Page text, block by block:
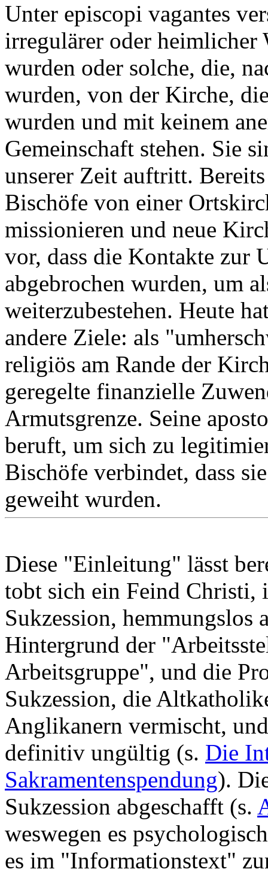
Unter episcopi vagantes
irregulärer oder heimlicher
wurden oder solche, die,
wurden, von der Kirche,
wurden und mit keinem
Gemeinschaft stehen. Sie
unserer Zeit auftritt.
Bischöfe von einer
missionieren und neue
vor, dass die Kontakte zur
abgebrochen wurden, um
weiterzubestehen. Heute
andere Ziele: als
religiös am Rande der
geregelte finanzielle
Armutsgrenze. Seine
beruft, um sich zu
Bischöfe verbindet, dass
geweiht wurden.
Diese "Einleitung" lässt
tobt sich ein Feind Christi,
Sukzession, hemmungslos
Hintergrund der
Arbeitsgruppe", und die
Sukzession, die
Anglikanern vermischt,
definitiv ungültig (s. Die
Sakramentenspendung).
Sukzession abgeschafft (s.
weswegen es
es im "Informationstext"